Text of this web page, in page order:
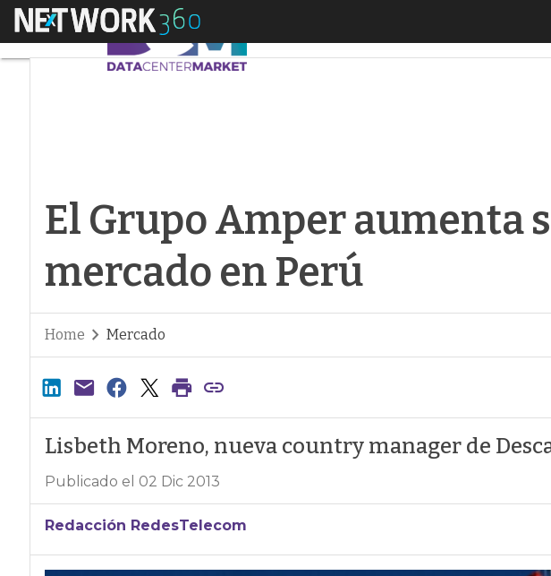
Menú
El Grupo Amper aumenta
mercado en Perú
Home Mercado
Lisbeth Moreno, nueva country manager de
Publicado el 02 Dic 2013
Redacción RedesTelecom